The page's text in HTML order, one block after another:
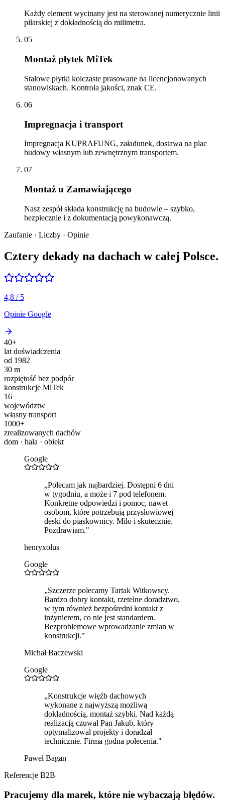
Każdy element wycinany jest na sterowanej numerycznie linii
pilarskiej z dokładnością do milimetra.
05
Montaż płytek MiTek
Stalowe płytki kolczaste prasowane na licencjonowanych
stanowiskach. Kontrola jakości, znak CE.
06
Impregnacja i transport
Impregnacja KUPRAFUNG, załadunek, dostawa na plac
budowy własnym lub zewnętrznym transportem.
07
Montaż u Zamawiającego
Nasz zespół składa konstrukcję na budowie – szybko,
bezpiecznie i z dokumentacją powykonawczą.
Zaufanie · Liczby · Opinie
Cztery dekady na dachach w całej Polsce.
4,8 / 5
Opinie Google
40+
lat doświadczenia
od 1982
30 m
rozpiętość bez podpór
konstrukcje MiTek
16
województw
własny transport
1000+
zrealizowanych dachów
dom · hala · obiekt
Google
„Polecam jak najbardziej. Dostępni 6 dni
w tygodniu, a może i 7 pod telefonem.
Konkretne odpowiedzi i pomoc, nawet
osobom, które potrzebują przysłowiowej
deski do piaskownicy. Miło i skutecznie.
Pozdrawiam."
henryxolus
Google
„Szczerze polecamy Tartak Witkowscy.
Bardzo dobry kontakt, rzetelne doradztwo,
w tym również bezpośredni kontakt z
inżynierem, co nie jest standardem.
Bezproblemowe wprowadzanie zmian w
konstrukcji."
Michał Baczewski
Google
„Konstrukcje więźb dachowych
wykonane z najwyższą możliwą
dokładnością, montaż szybki. Nad każdą
realizacją czuwał Pan Jakub, który
optymalizował projekty i doradzał
technicznie. Firma godna polecenia."
Paweł Bagan
Referencje B2B
Pracujemy dla marek, które nie wybaczają błędów.